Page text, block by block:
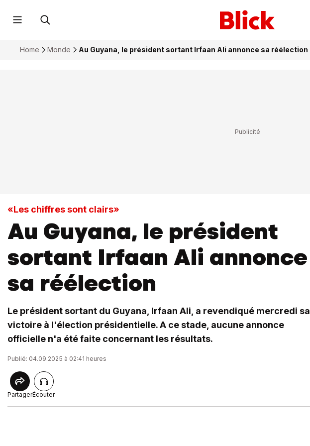
Home Monde Au Guyana, le président sortant Irfaan Ali annonce sa réélection
«Les chiffres sont clairs»
Au Guyana, le président
sortant Irfaan Ali annonce
sa réélection
Le président sortant du Guyana, Irfaan Ali, a revendiqué mercredi sa
victoire à l'élection présidentielle. A ce stade, aucune annonce
officielle n'a été faite concernant les résultats.
Publié: 04.09.2025 à 02:41 heures
PartagerÉcouter